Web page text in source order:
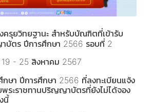
ครุยวิทยฐานะ สำหรับบัณฑิตที่เข้ารับ
บัตร ปีการศึกษา 2566 รอบที่ 2
- 25 สิงหาคม 2567
กษา ปีการศึกษา 2566 ที่ลงทะเบียนแจ้ง
พระราชทานปริญญาบัตรที่ยังไม่ได้จอง
นี้